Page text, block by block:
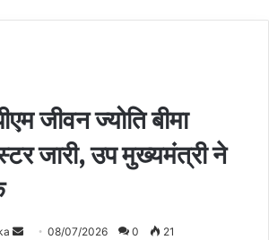
जीवन ज्योति बीमा
जारी, उप मुख्यमंत्री ने
Send08/07/2026 0 21